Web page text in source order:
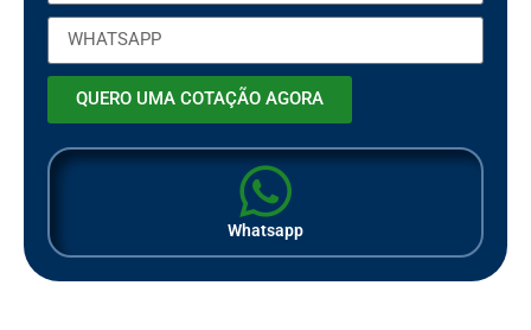
QUERO UMA COTAÇÃO AGORA
Whatsapp